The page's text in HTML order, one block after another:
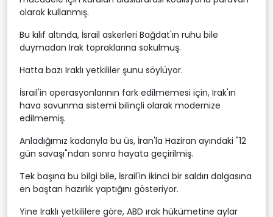
olarak kullanmış.
Bu kılıf altında, İsrail askerleri Bağdat'ın ruhu bile
duymadan Irak topraklarına sokulmuş.
Hatta bazı Iraklı yetkililer şunu söylüyor.
İsrail'in operasyonlarının fark edilmemesi için, Irak'ın
hava savunma sistemi bilinçli olarak modernize
edilmemiş.
Anladığımız kadarıyla bu üs, İran'la Haziran ayındaki "12
gün savaşı"ndan sonra hayata geçirilmiş.
Tek başına bu bilgi bile, İsrail'in ikinci bir saldırı dalgasına
en baştan hazırlık yaptığını gösteriyor.
Yine Iraklı yetkililere göre, ABD ırak hükümetine aylar